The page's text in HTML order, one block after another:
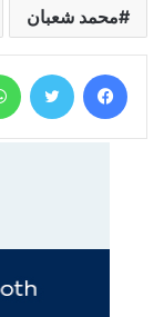
محمد شعبان
فيسبوك تويتر